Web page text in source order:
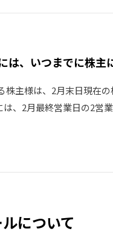
は、いつまでに株主
主様は、2月末日現在
、2月最終営業日の2営
について